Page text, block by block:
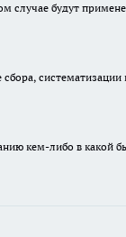
случае будут
систематизации
кем-либо в какой